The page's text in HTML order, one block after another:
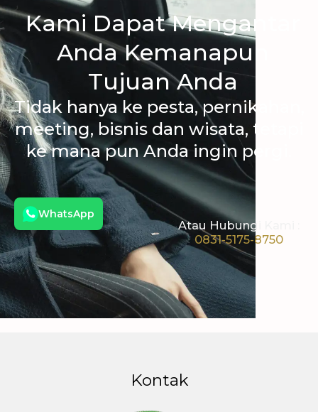
Kami Dapat Mengantar
Anda Kemanapun
Tujuan Anda
Tidak hanya ke pesta, pernikahan,
meeting, bisnis dan wisata, tetapi
ke mana pun Anda ingin pergi.
WhatsApp
Atau Hubungi Kami :
0831-5175-8750
Kontak